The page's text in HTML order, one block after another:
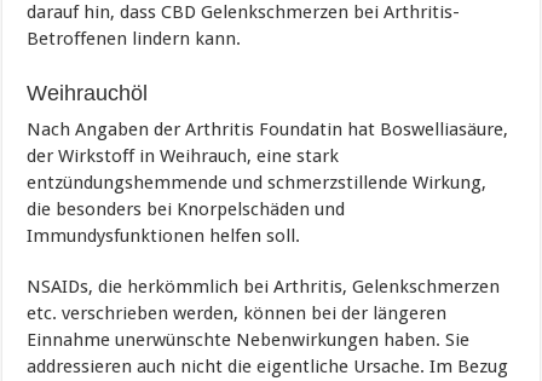
darauf hin, dass CBD Gelenkschmerzen bei Arthritis-
Betroffenen lindern kann.
Weihrauchöl
Nach Angaben der Arthritis Foundatin hat Boswelliasäure,
der Wirkstoff in Weihrauch, eine stark
entzündungshemmende und schmerzstillende Wirkung,
die besonders bei Knorpelschäden und
Immundysfunktionen helfen soll.
NSAIDs, die herkömmlich bei Arthritis, Gelenkschmerzen
etc. verschrieben werden, können bei der längeren
Einnahme unerwünschte Nebenwirkungen haben. Sie
addressieren auch nicht die eigentliche Ursache. Im Bezug